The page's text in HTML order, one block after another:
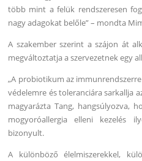
több mint a felük rendszeresen
nagy adagokat belőle” – mondta
A szakember szerint a szájon át
megváltoztatja a szervezetnek egy
„A probiotikum az
védelemre és toleranciára sarkallja
magyarázta Tang, hangsúlyozva,
mogyoróallergia elleni kezelés
bizonyult.
A különböző élelmiszerekkel,